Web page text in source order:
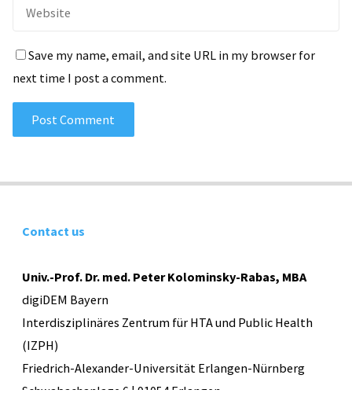
Save my name, email, and site URL in my browser for
next time I post a comment.
Contact us
Univ.-Prof. Dr. med. Peter Kolominsky-Rabas, MBA
digiDEM Bayern
Interdisziplinäres Zentrum für HTA und Public Health
(IZPH)
Friedrich-Alexander-Universität Erlangen-Nürnberg
Schwabachanlage 6 | 91054 Erlangen